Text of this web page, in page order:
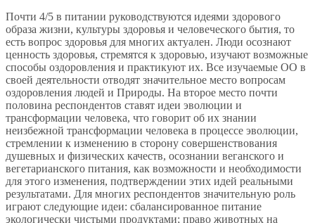
Почти 4/5 в питании руководствуются идеями здорового
образа жизни, культуры здоровья и человеческого бытия, то
есть вопрос здоровья для многих актуален. Люди осознают
ценность здоровья, стремятся к здоровью, изучают возможные
способы оздоровления и практикуют их. Все изучаемые ОО в
своей деятельности отводят значительное место вопросам
оздоровления людей и Природы. На второе место почти
половина респондентов ставят идеи эволюции и
трансформации человека, что говорит об их знании
неизбежной трансформации человека в процессе эволюции,
стремлении к изменению в сторону совершенствования
душевных и физических качеств, осознании веганского и
вегетарианского питания, как возможности и необходимости
для этого изменения, подтверждении этих идей реальными
результатами. Для многих респондентов значительную роль
играют следующие идеи: сбалансированное питание
экологически чистыми продуктами; право животных на